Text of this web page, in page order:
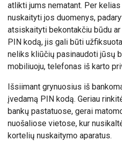
atlikti jums nematant. Per
nuskaityti jos duomenys,
atsiskaityti bekontakčiu būdu
PIN kodą, jis gali būti
neliks kliūčių pasinaudoti jūsų
mobiliuoju, telefonas iš karto
Išsiimant grynuosius iš
įvedamą PIN kodą. Geriau
bankų pastatuose, gerai
nuošaliose vietose, kur
kortelių nuskaitymo aparatus.